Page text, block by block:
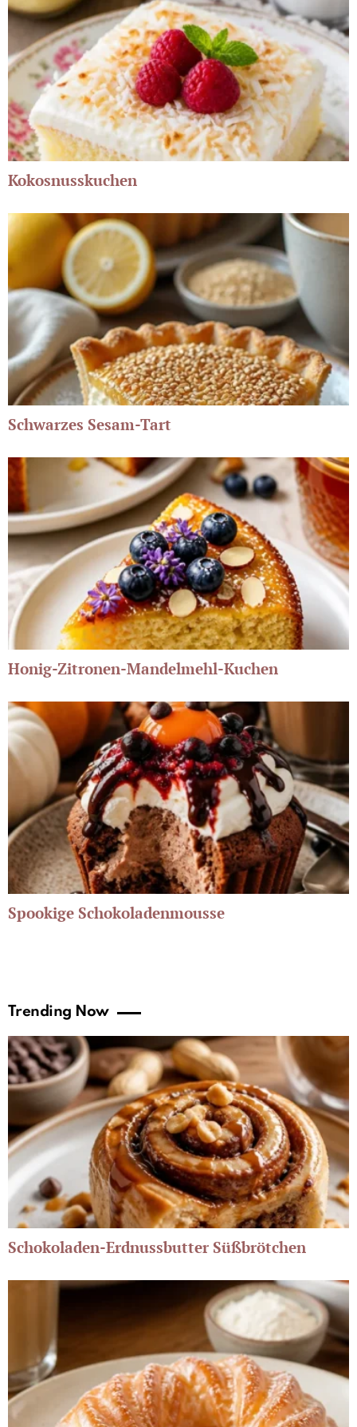
Kokosnusskuchen
Schwarzes Sesam-Tart
Honig-Zitronen-Mandelmehl-Kuchen
Spookige Schokoladenmousse
Trending Now
Schokoladen-Erdnussbutter Süßbrötchen